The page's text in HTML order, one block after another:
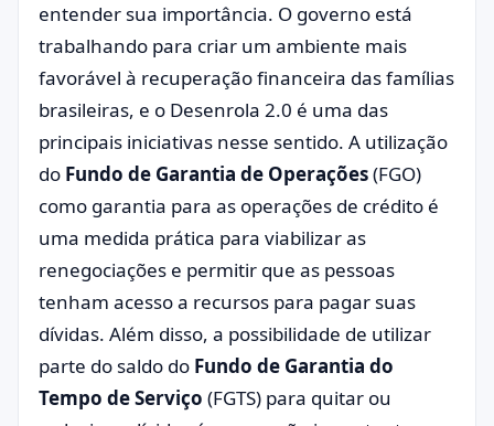
entender sua importância. O governo está
trabalhando para criar um ambiente mais
favorável à recuperação financeira das famílias
brasileiras, e o Desenrola 2.0 é uma das
principais iniciativas nesse sentido. A utilização
do Fundo de Garantia de Operações(FGO)
como garantia para as operações de crédito é
uma medida prática para viabilizar as
renegociações e permitir que as pessoas
tenham acesso a recursos para pagar suas
dívidas. Além disso, a possibilidade de utilizar
parte do saldo do Fundo de Garantia do
Tempo de Serviço (FGTS) para quitar ou